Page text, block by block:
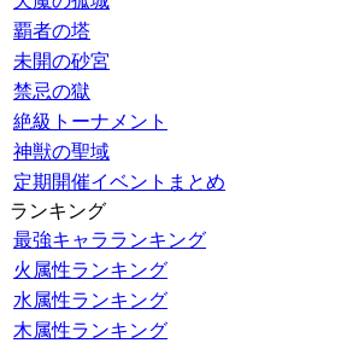
覇者の塔
未開の砂宮
禁忌の獄
絶級トーナメント
神獣の聖域
定期開催イベントまとめ
ランキング
最強キャラランキング
火属性ランキング
水属性ランキング
木属性ランキング